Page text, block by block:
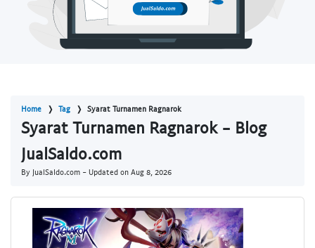
Home Tag Syarat Turnamen Ragnarok
Syarat Turnamen Ragnarok - Blog
JualSaldo.com
By JualSaldo.com - Updated on Aug 8, 2026